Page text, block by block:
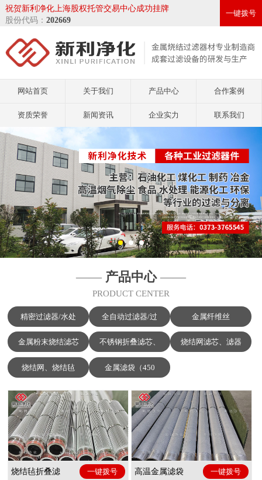
祝贺新利净化上海股权托管交易中心成功挂牌
股份代码： 202669
一键拨号
网站首页 关于我们 产品中心 合作案例
资质荣誉 新闻资讯 企业实力 联系我们
—— 产品中心——
PRODUCT CENTER
精密过滤器/水处 全自动过滤器/过 金属纤维丝
金属粉末烧结滤芯 不锈钢折叠滤芯、 烧结网滤芯、滤器
烧结网、烧结毡 金属滤袋（450
烧结毡折叠滤 一键拨号 高温金属滤袋 一键拨号